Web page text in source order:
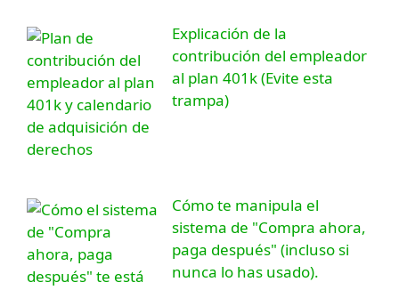
Explicación de la
contribución del empleador
al plan 401k (Evite esta
trampa)
Cómo te manipula el
sistema de "Compra ahora,
paga después" (incluso si
nunca lo has usado).